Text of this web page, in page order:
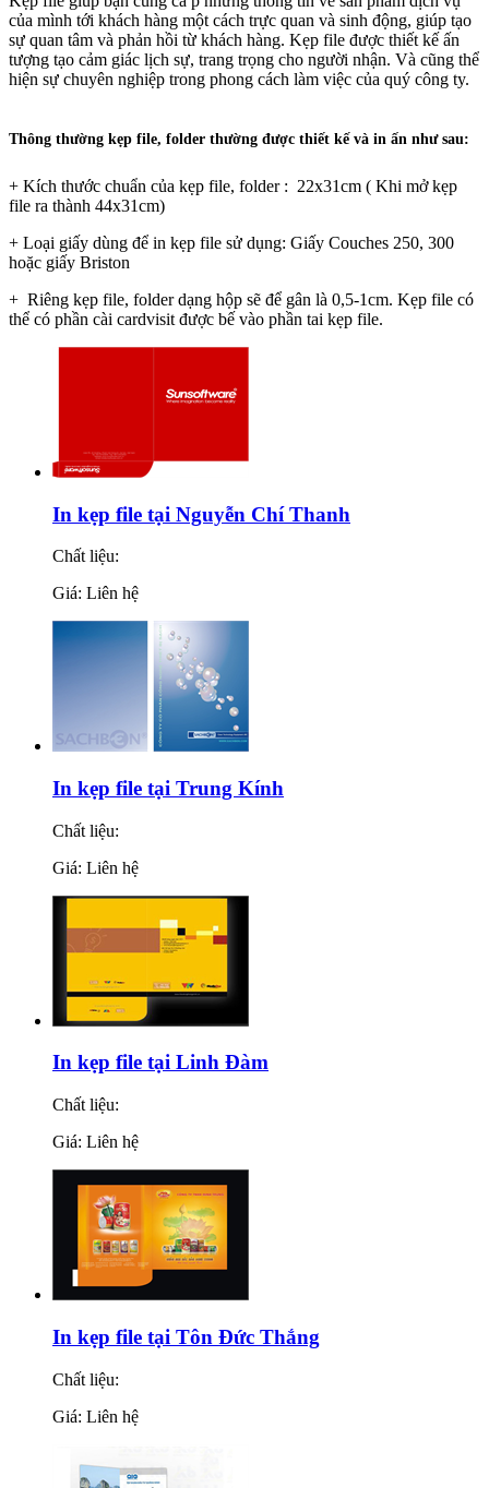
của mình tới khách hàng một cách trực quan và sinh động, giúp tạo
sự quan tâm và phản hồi từ khách hàng. Kẹp file được thiết kế ấn
tượng tạo cảm giác lịch sự, trang trọng cho người nhận. Và cũng thể
hiện sự chuyên nghiệp trong phong cách làm việc của quý công ty.
Thông thường kẹp file, folder thường được thiết kế và in ấn như sau:
+ Kích thước chuẩn của kẹp file, folder : 22x31cm ( Khi mở kẹp
file ra thành 44x31cm)
+ Loại giấy dùng để in kẹp file sử dụng: Giấy Couches 250, 300
hoặc giấy Briston
+ Riêng kẹp file, folder dạng hộp sẽ để gân là 0,5-1cm. Kẹp file có
thể có phần cài cardvisit được bế vào phần tai kẹp file.
In kẹp file tại Nguyễn Chí Thanh
Chất liệu:
Giá: Liên hệ
In kẹp file tại Trung Kính
Chất liệu:
Giá: Liên hệ
In kẹp file tại Linh Đàm
Chất liệu:
Giá: Liên hệ
In kẹp file tại Tôn Đức Thắng
Chất liệu:
Giá: Liên hệ